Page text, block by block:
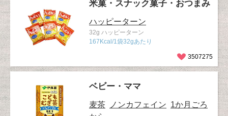
米菓・スナック菓子・おつまみ
ハッピーターン
32g ハッピーターン
167Kcal/1袋32gあたり
3507275
ベビー・ママ
麦茶 ノンカフェイン 1か月ごろ